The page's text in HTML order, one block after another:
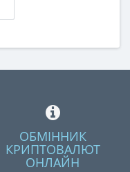
ОБМІННИК
КРИПТОВАЛЮТ
ОНЛАЙН